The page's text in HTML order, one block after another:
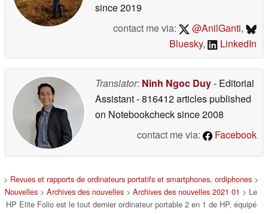
since 2019
contact me via:
@AnilGanti,
Bluesky, LinkedIn
Translator: Ninh Ngoc Duy- Editorial
Assistant- 816412 articles published
on Notebookchecksince 2008
contact me via:
Facebook
> Revues et rapports de ordinateurs portatifs et smartphones, ordiphones >
Nouvelles > Archives des nouvelles > Archives des nouvelles 2021 01 > Le
HP Elite Folio est le tout dernier ordinateur portable 2 en 1 de HP, équipé